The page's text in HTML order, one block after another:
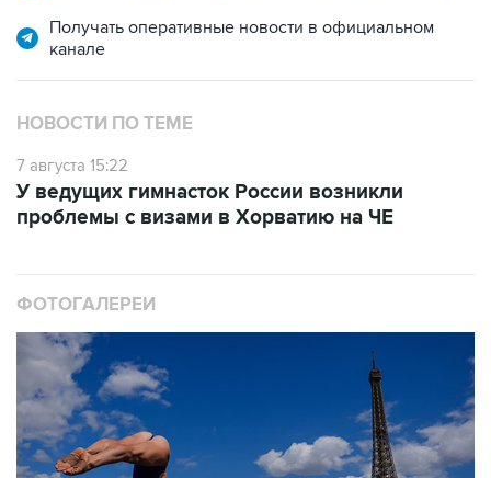
Получать оперативные новости в официальном
канале
НОВОСТИ ПО ТЕМЕ
7 августа 15:22
У ведущих гимнасток России возникли
проблемы с визами в Хорватию на ЧЕ
ФОТОГАЛЕРЕИ